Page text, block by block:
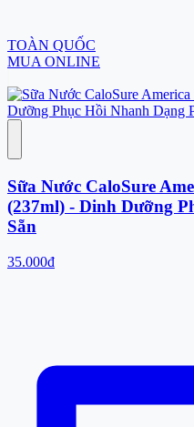
TOÀN QUỐC
MUA ONLINE
Sữa Nước CaloSure
(237ml) - Dinh Dưỡng
Sẵn
35.000đ